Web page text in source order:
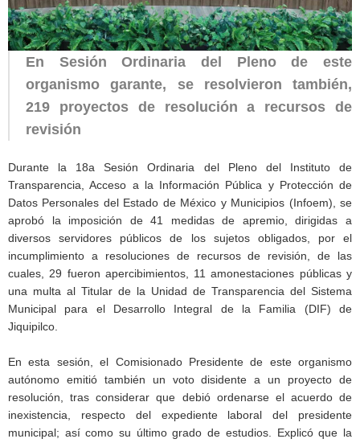
En Sesión Ordinaria del Pleno de este
organismo garante, se resolvieron también,
219 proyectos de resolución a recursos de
revisión
Durante la 18a Sesión Ordinaria del Pleno del Instituto de
Transparencia, Acceso a la Información Pública y Protección de
Datos Personales del Estado de México y Municipios (Infoem), se
aprobó la imposición de 41 medidas de apremio, dirigidas a
diversos servidores públicos de los sujetos obligados, por el
incumplimiento a resoluciones de recursos de revisión, de las
cuales, 29 fueron apercibimientos, 11 amonestaciones públicas y
una multa al Titular de la Unidad de Transparencia del Sistema
Municipal para el Desarrollo Integral de la Familia (DIF) de
Jiquipilco.
En esta sesión, el Comisionado Presidente de este organismo
autónomo emitió también un voto disidente a un proyecto de
resolución, tras considerar que debió ordenarse el acuerdo de
inexistencia, respecto del expediente laboral del presidente
municipal; así como su último grado de estudios. Explicó que la